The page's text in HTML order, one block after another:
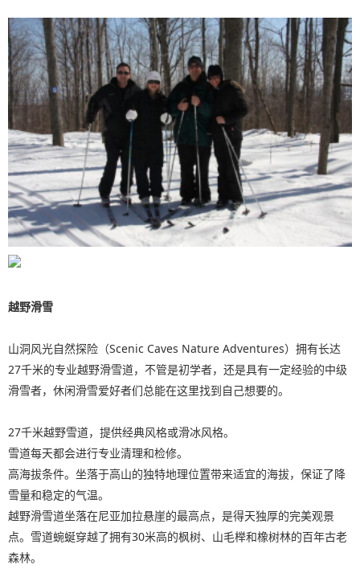
越野滑雪
山洞风光自然探险（Scenic Caves Nature Adventures）拥有长达
27千米的专业越野滑雪道，不管是初学者，还是具有一定经验的中级
滑雪者，休闲滑雪爱好者们总能在这里找到自己想要的。
27千米越野雪道，提供经典风格或滑冰风格。
雪道每天都会进行专业清理和检修。
高海拔条件。坐落于高山的独特地理位置带来适宜的海拔，保证了降
雪量和稳定的气温。
越野滑雪道坐落在尼亚加拉悬崖的最高点，是得天独厚的完美观景
点。雪道蜿蜒穿越了拥有30米高的枫树、山毛榉和橡树林的百年古老
森林。